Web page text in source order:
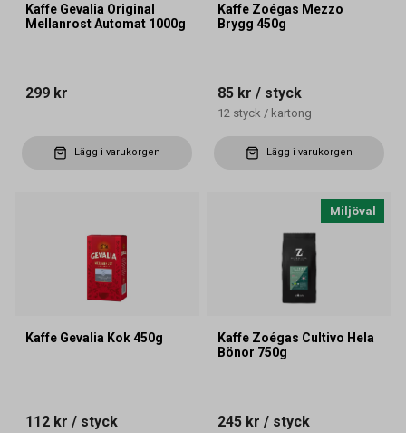
Kaffe Gevalia Original
Mellanrost Automat 1000g
299 kr
Lägg i varukorgen
Kaffe Zoégas Mezzo
Brygg 450g
85 kr / styck
12 styck / kartong
Lägg i varukorgen
Kaffe Gevalia Kok 450g
112 kr / styck
Miljöval
Kaffe Zoégas Cultivo Hela
Bönor 750g
245 kr / styck